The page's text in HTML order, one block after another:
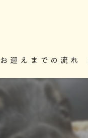
お迎えまでの流れ